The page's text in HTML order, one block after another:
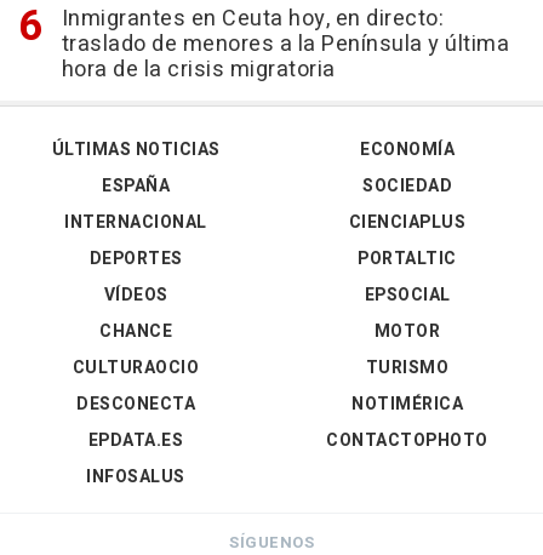
Inmigrantes en Ceuta hoy, en directo:
traslado de menores a la Península y última
hora de la crisis migratoria
ÚLTIMAS NOTICIAS
ESPAÑA
INTERNACIONAL
DEPORTES
VÍDEOS
ECONOMÍA
SOCIEDAD
CIENCIAPLUS
PORTALTIC
EPSOCIAL
CHANCE
CULTURAOCIO
DESCONECTA
EPDATA.ES
INFOSALUS
MOTOR
TURISMO
NOTIMÉRICA
CONTACTOPHOTO
SÍGUENOS